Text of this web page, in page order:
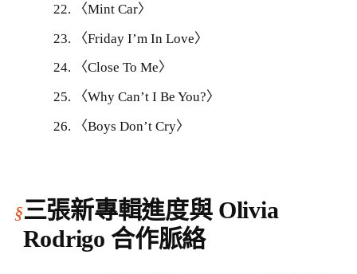
〈Mint Car〉
〈Friday I’m In Love〉
〈Close To Me〉
〈Why Can’t I Be You?〉
〈Boys Don’t Cry〉
三張新專輯進度與 Olivia
Rodrigo 合作脈絡